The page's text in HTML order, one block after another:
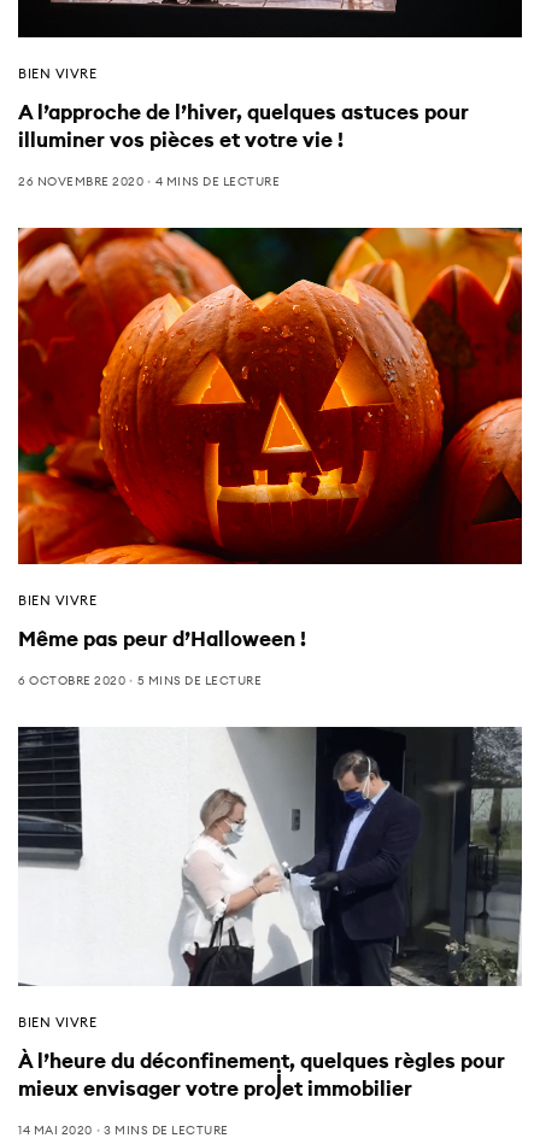
BIEN VIVRE
A l’approche de l’hiver, quelques astuces pour
illuminer vos pièces et votre vie !
26 NOVEMBRE 2020 4 MINS DE LECTURE
BIEN VIVRE
Même pas peur d’Halloween !
6 OCTOBRE 2020 5 MINS DE LECTURE
BIEN VIVRE
À l’heure du déconfinement, quelques règles pour
mieux envisager votre projet immobilier
14 MAI 2020 3 MINS DE LECTURE